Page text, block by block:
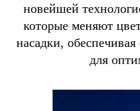
новейшей
которые меняют
насадки,
для